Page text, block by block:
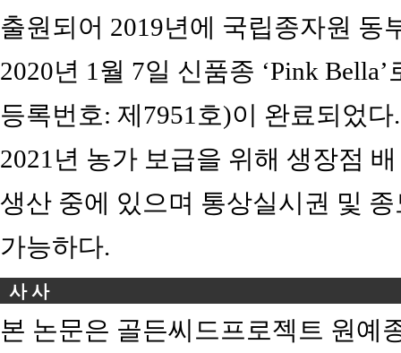
출원되어 2019년에 국립종자원
2020년 1월 7일 신품종 ‘Pink
등록번호: 제7951호)이 완료되었
2021년 농가 보급을 위해 생장점
생산 중에 있으며 통상실시권 및
가능하다.
사 사
본 논문은 골든씨드프로젝트 원예